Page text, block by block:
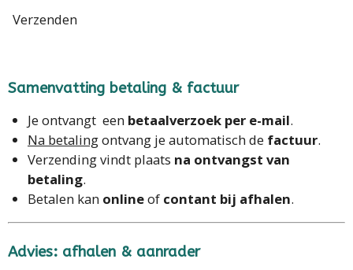
Verzenden
Samenvatting betaling & factuur
Je ontvangt een betaalverzoek per e-mail.
Na betalingontvang je automatisch de factuur.
Verzending vindt plaats na ontvangst van
betaling.
Betalen kan onlineof contant bij afhalen.
Advies: afhalen & aanrader